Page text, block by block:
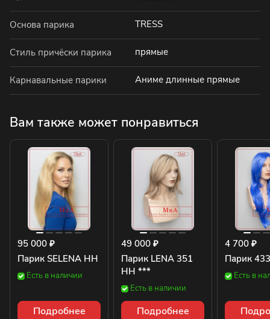
Основа парика TRESS
Стиль причёски парика прямые
Карнавальные парики Аниме длинные прямые
Вам также может понравиться
95 000 ₽
Парик SELENA HH
Есть в наличии
Подробнее
49 000 ₽
Парик LENA 351
HH ***
Есть в наличии
Подробнее
4 700 ₽
Парик
Есть в